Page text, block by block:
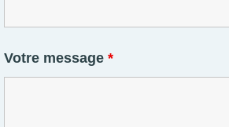
Votre message *